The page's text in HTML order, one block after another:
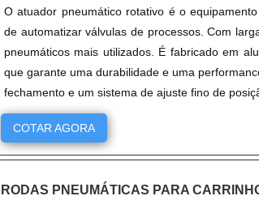
O atuador pneumático rotativo é o
de automatizar válvulas de processos. Com
pneumáticos mais utilizados. É fabricado em
que garante uma durabilidade e uma
fechamento e um sistema de ajuste fino de
COTAR AGORA
RODAS PNEUMÁTICAS PARA